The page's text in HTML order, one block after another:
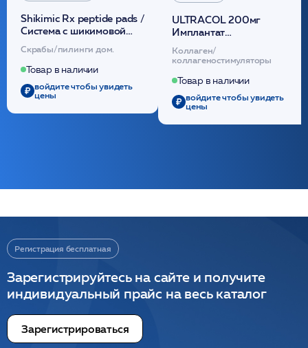
Shikimic Rx peptide pads /
Cистема с шикимовой
кислотой обновляющая
(30шт) /HP
Скрабы/пилинги дом.
Товар в наличии
войдите чтобы увидеть
цены
ULTRACOL 200мг
Имплантат
внутридермальный,
стерильный на основе
полидиоксанона
/ULTRACOL
Коллаген/
коллагеностимуляторы
Товар в наличии
войдите чтобы увидеть
цены
Регистрация бесплатная
Зарегистрируйтесь на сайте и получите
индивидуальный прайс на весь каталог
Зарегистрироваться